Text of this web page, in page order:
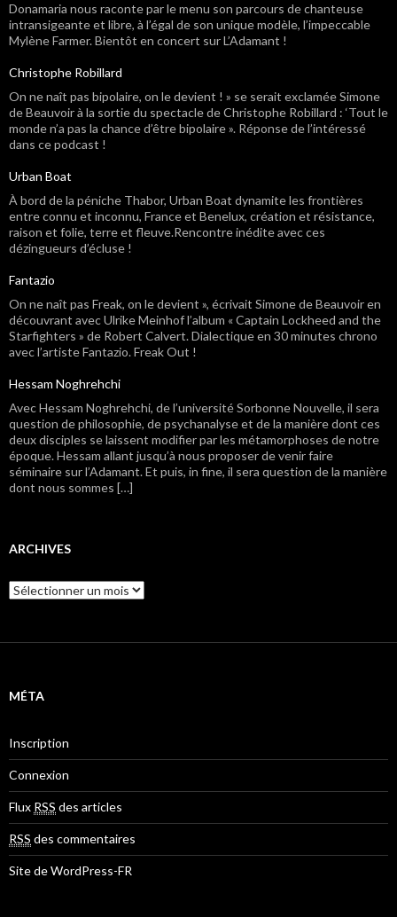
Donamaria nous raconte par le menu son parcours de chanteuse
intransigeante et libre, à l’égal de son unique modèle, l’impeccable
Mylène Farmer. Bientôt en concert sur L’Adamant !
Christophe Robillard
On ne naît pas bipolaire, on le devient ! » se serait exclamée Simone
de Beauvoir à la sortie du spectacle de Christophe Robillard : ‘Tout le
monde n’a pas la chance d’être bipolaire ». Réponse de l’intéressé
dans ce podcast !
Urban Boat
À bord de la péniche Thabor, Urban Boat dynamite les frontières
entre connu et inconnu, France et Benelux, création et résistance,
raison et folie, terre et fleuve.Rencontre inédite avec ces
dézingueurs d’écluse !
Fantazio
On ne naît pas Freak, on le devient », écrivait Simone de Beauvoir en
découvrant avec Ulrike Meinhof l’album « Captain Lockheed and the
Starfighters » de Robert Calvert. Dialectique en 30 minutes chrono
avec l’artiste Fantazio. Freak Out !
Hessam Noghrehchi
Avec Hessam Noghrehchi, de l’université Sorbonne Nouvelle, il sera
question de philosophie, de psychanalyse et de la manière dont ces
deux disciples se laissent modifier par les métamorphoses de notre
époque. Hessam allant jusqu’à nous proposer de venir faire
séminaire sur l’Adamant. Et puis, in fine, il sera question de la manière
dont nous sommes […]
ARCHIVES
A
r
s
MÉTA
Inscription
Connexion
Flux RSS des articles
RSS des commentaires
Site de WordPress-FR